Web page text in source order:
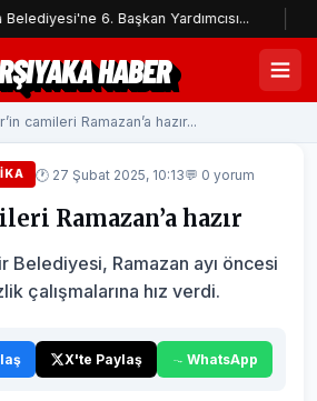
6. Başkan Yardımcısı... İzmir
HABER
camileri Ramazan’a hazır...
🕐 27 Şubat 2025, 10:13💬 0 yorum
Ramazan’a hazır
Belediyesi, Ramazan ayı öncesi
çalışmalarına hız verdi.
X'te Paylaş WhatsApp